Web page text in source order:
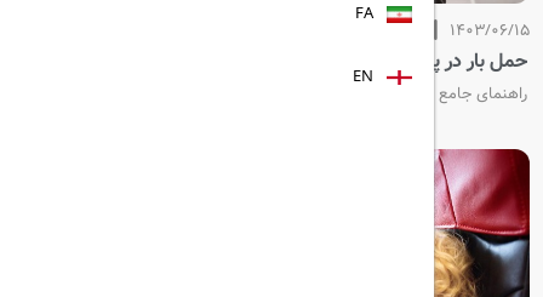
1403/06/15
حمل بار در پروازهای بین‌المللی
راهنمای جامع برای قوانین جدید حمل بار در پروازهای بین‌المللی
FA
EN